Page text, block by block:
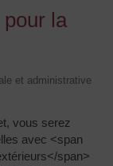
la
et administrative
vous serez
avec <span
span>